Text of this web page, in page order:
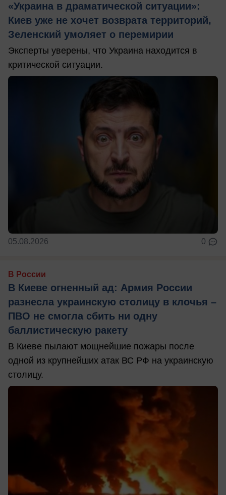
«Украина в драматической ситуации»:
Киев уже не хочет возврата территорий,
Зеленский умоляет о перемирии
Эксперты уверены, что Украина находится в
критической ситуации.
05.08.2026 0
В России
В Киеве огненный ад: Армия России
разнесла украинскую столицу в клочья –
ПВО не смогла сбить ни одну
баллистическую ракету
В Киеве пылают мощнейшие пожары после
одной из крупнейших атак ВС РФ на украинскую
столицу.